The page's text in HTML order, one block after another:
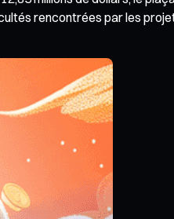
rencontrées par les